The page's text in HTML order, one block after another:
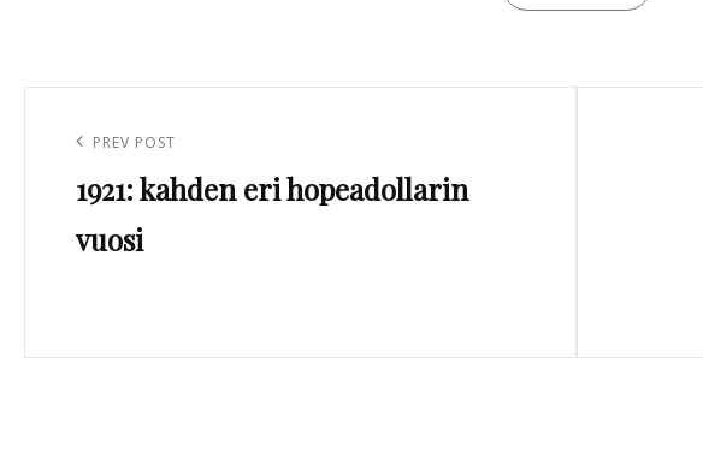
selausPrevious
Post
PREV POST
1921: kahden eri hopeadollarin
vuosi